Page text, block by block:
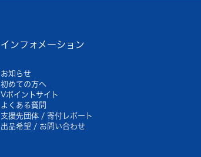
インフォメーション
お知らせ
初めての方へ
Vポイントサイト
よくある質問
支援先団体 / 寄付レポート
出品希望 / お問い合わせ